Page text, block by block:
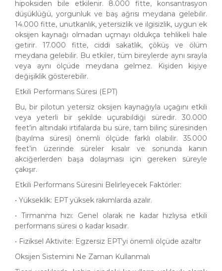
hipoksiden bile etkilenir. 8.000 fitte, konsantrasyon
düşüklüğü, yorgunluk ve baş ağrısı meydana gelebilir.
14.000 fitte, unutkanlık, yetersizlik ve ilgisizlik, uygun ek
oksijen kaynağı olmadan uçmayı oldukça tehlikeli hale
getirir. 17.000 fitte, ciddi sakatlık, çöküş ve ölüm
meydana gelebilir. Bu etkiler, tüm bireylerde aynı sırayla
veya aynı ölçüde meydana gelmez. Kişiden kişiye
değişiklik gösterebilir.
Etkili Performans Süresi (EPT)
Bu, bir pilotun yetersiz oksijen kaynağıyla uçağını etkili
veya yeterli bir şekilde uçurabildiği süredir. 30.000
feet’in altındaki irtifalarda bu süre, tam bilinç süresinden
(bayılma süresi) önemli ölçüde farklı olabilir. 35.000
feet’in üzerinde süreler kısalır ve sonunda kanın
akciğerlerden başa dolaşması için gereken süreyle
çakışır.
Etkili Performans Süresini Belirleyecek Faktörler:
• Yükseklik: EPT yüksek rakımlarda azalır.
• Tırmanma hızı: Genel olarak ne kadar hızlıysa etkili
performans süresi o kadar kısadır.
• Fiziksel Aktivite: Egzersiz EPT’yi önemli ölçüde azaltır
Oksijen Sistemini Ne Zaman Kullanmalı